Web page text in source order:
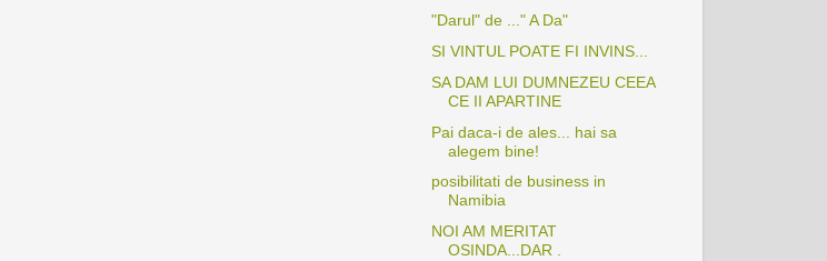
"Darul" de ..." A Da"
SI VINTUL POATE FI INVINS...
SA DAM LUI DUMNEZEU CEEA
CE II APARTINE
Pai daca-i de ales... hai sa
alegem bine!
posibilitati de business in
Namibia
NOI AM MERITAT
OSINDA...DAR .